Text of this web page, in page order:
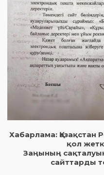
Хабарлама: Қазақстан
қол
Заңының
сайттарды